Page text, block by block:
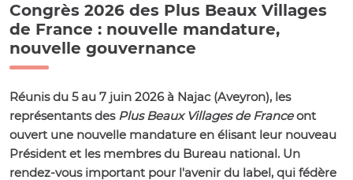
Congrès 2026 des Plus Beaux Villages
de France : nouvelle mandature,
nouvelle gouvernance
Réunis du 5 au 7 juin 2026 à Najac (Aveyron), les
représentants des Plus Beaux Villages de Franceont
ouvert une nouvelle mandature en élisant leur nouveau
Président et les membres du Bureau national. Un
rendez-vous important pour l'avenir du label, qui fédère